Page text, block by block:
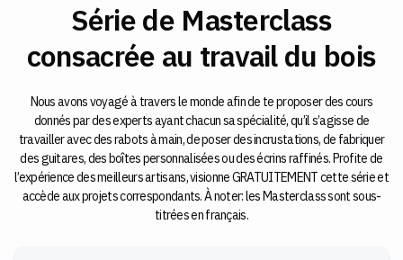
Série de Masterclass
consacrée au travail du bois
Nous avons voyagé à travers le monde afin de te proposer des cours
donnés par des experts ayant chacun sa spécialité, qu’il s’agisse de
travailler avec des rabots à main, de poser des incrustations, de fabriquer
des guitares, des boîtes personnalisées ou des écrins raffinés. Profite de
l’expérience des meilleurs artisans, visionne GRATUITEMENT cette série et
accède aux projets correspondants. À noter: les Masterclass sont sous-
titrées en français.